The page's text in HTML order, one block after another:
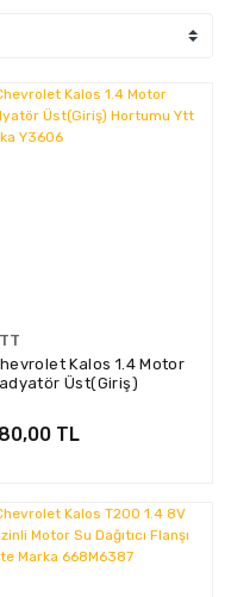
Kalos 1.4 Motor
Üst(Giriş)
TL